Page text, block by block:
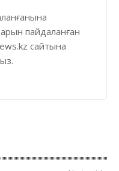
пайдаланған
сайтына